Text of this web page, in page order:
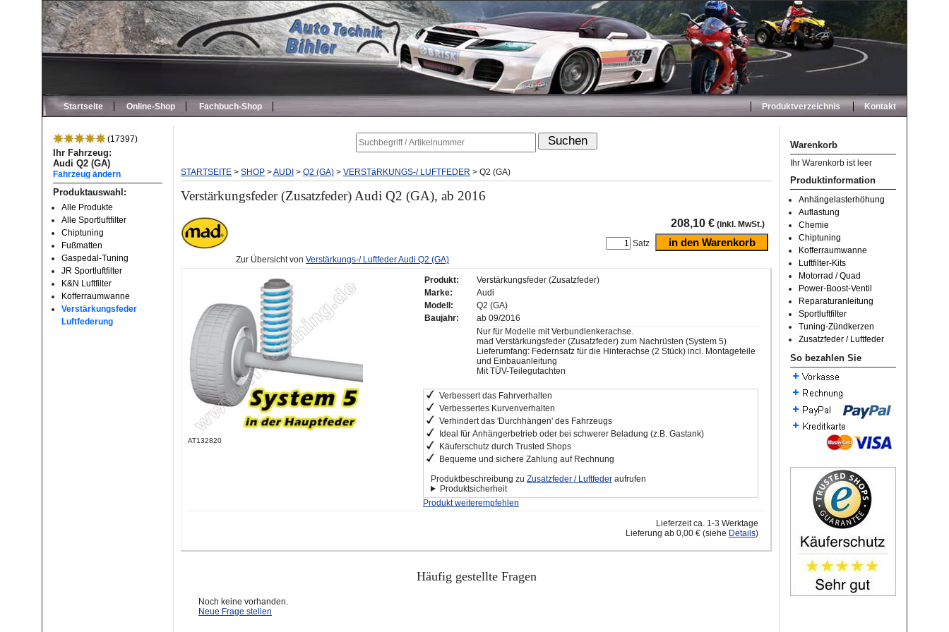
Startseite Online-Shop Fachbuch-Shop Produktverzeichnis Kontakt
(17397)
Ihr Fahrzeug:
Audi Q2 (GA)
Fahrzeug ändern
Produktauswahl:
Alle Produkte
Alle Sportluftfilter
Chiptuning
Fußmatten
Gaspedal-Tuning
JR Sportluftfilter
K&N Luftfilter
Kofferraumwanne
Verstärkungsfeder
Luftfederung
Warenkorb
Ihr Warenkorb ist leer
Produktinformation
Anhängelasterhöhung
Auflastung
Chemie
Chiptuning
Kofferraumwanne
Luftfilter-Kits
Motorrad / Quad
Power-Boost-Ventil
Reparaturanleitung
Sportluftfilter
Tuning-Zündkerzen
Zusatzfeder / Luftfeder
So bezahlen Sie
STARTSEITE > SHOP >AUDI > Q2 (GA) > VERSTäRKUNGS-/ LUFTFEDER > Q2 (GA)
Verstärkungsfeder (Zusatzfeder) Audi Q2 (GA), ab 2016
208,10 € (inkl. MwSt.)
Satz
Zur Übersicht von Verstärkungs-/ Luftfeder Audi Q2 (GA)
AT132820
Produkt:
Verstärkungsfeder (Zusatzfeder)
Marke:
Audi
Modell:
Q2 (GA)
Baujahr:
ab 09/2016
Nur für Modelle mit Verbundlenkerachse.
mad Verstärkungsfeder (Zusatzfeder) zum Nachrüsten (System 5)
Lieferumfang: Federnsatz für die Hinterachse (2 Stück) incl. Montageteile
und Einbauanleitung
Mit TÜV-Teilegutachten
Verbessert das Fahrverhalten
Verbessertes Kurvenverhalten
Verhindert das 'Durchhängen' des Fahrzeugs
Ideal für Anhängerbetrieb oder bei schwerer Beladung (z.B. Gastank)
Käuferschutz durch Trusted Shops
Bequeme und sichere Zahlung auf Rechnung
Produktbeschreibung zu Zusatzfeder / Luftfeder aufrufen
Produktsicherheit
Produkt weiterempfehlen
Lieferzeit ca. 1-3 Werktage
Lieferung ab 0,00 € (siehe Details)
Häufig gestellte Fragen
Noch keine vorhanden.
Neue Frage stellen